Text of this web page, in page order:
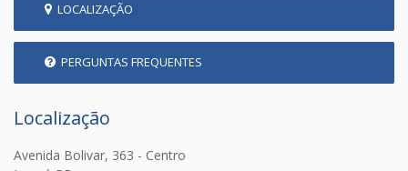
LOCALIZAÇÃO
PERGUNTAS FREQUENTES
Localização
Avenida Bolivar, 363 - Centro